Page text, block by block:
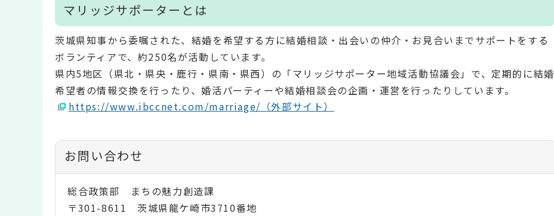
マリッジサポーターとは
茨城県知事から委嘱された、結婚を希望する方に結婚相談・出会いの仲介・お見合いまでサポートをする
ボランティアで、約250名が活動しています。
県内5地区（県北・県央・鹿行・県南・県西）の「マリッジサポーター地域活動協議会」で、定期的に結婚
希望者の情報交換を行ったり、婚活パーティーや結婚相談会の企画・運営を行ったりしています。
https://www.ibccnet.com/marriage/（外部サイト）
お問い合わせ
総合政策部 まちの魅力創造課
〒301-8611 茨城県龍ケ崎市3710番地